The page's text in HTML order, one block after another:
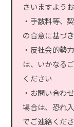
さいますよう
・手数料等、
の合意に基づ
・反社会的勢
は、いかなる
ください
・お問い合わ
場合は、恐れ
でご連絡くだ